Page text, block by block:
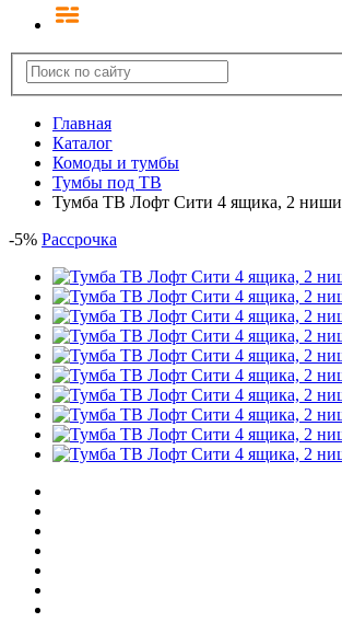
Главная
Каталог
Комоды и тумбы
Тумбы под ТВ
Тумба ТВ Лофт Сити 4 ящика, 2 ниши
-5% Рассрочка